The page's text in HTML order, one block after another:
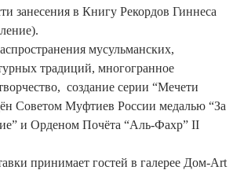
занесения в Книгу Рекордов Гиннеса
мусульманских,
традиций, многогранное
создание серии “Мечети
Советом Муфтиев России медалью “За
и Орденом Почёта “Аль-Фахр” II
принимает гостей в галерее Дом-Аrt